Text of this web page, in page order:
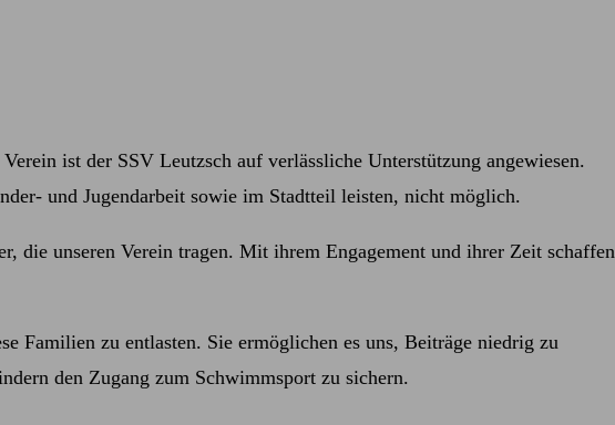
ist der SSV Leutzsch auf verlässliche Unterstützung angewiesen.
und Jugendarbeit sowie im Stadtteil leisten, nicht möglich.
die unseren Verein tragen. Mit ihrem Engagement und ihrer Zeit schaffen
Familien zu entlasten. Sie ermöglichen es uns, Beiträge niedrig zu
den Zugang zum Schwimmsport zu sichern.